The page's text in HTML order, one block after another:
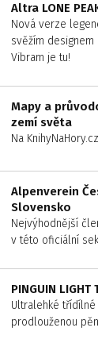
Altra LONE
Nová verze
svěžím designem
Vibram je tu!
Mapy a
zemí světa
Na KnihyNaHory.cz
Alpenverein
Slovensko
Nejvýhodnější
v této oficiální
PINGUIN LIGHT
Ultralehké
prodlouženou